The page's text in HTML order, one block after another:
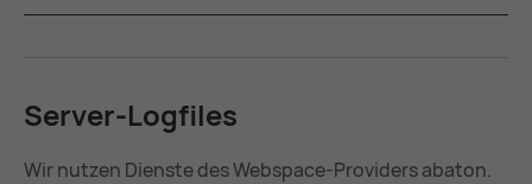
Ser­ver-Log­files
Wir nutzen Dienste des Webspace-Providers abaton.